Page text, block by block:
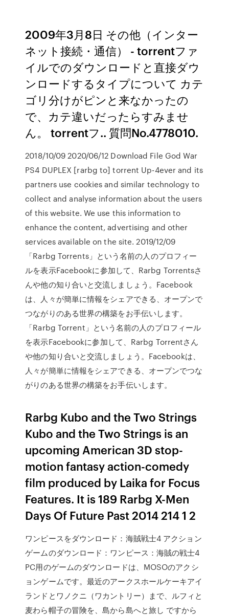
2009年3月8日 その他（インター
ネット接続・通信） - torrentファ
イルでのダウンロードと直接ダウ
ンロードするタイプについて カテ
ゴリ分けがピンと来なかったの
で、カテ違いだったらすみませ
ん。 torrentフ.. 質問No.4778010.
2018/10/09 2020/06/12 Download File God War
PS4 DUPLEX [rarbg to] torrent Up-4ever and its
partners use cookies and similar technology to
collect and analyse information about the users
of this website. We use this information to
enhance the content, advertising and other
services available on the site. 2019/12/09
「Rarbg Torrents」という名前の人のプロフィー
ルを表示Facebookに参加して、Rarbg Torrentsさ
んや他の知り合いと交流しましょう。Facebook
は、人々が簡単に情報をシェアできる、オープンで
つながりのある世界の構築をお手伝いします。
「Rarbg Torrent」という名前の人のプロフィール
を表示Facebookに参加して、Rarbg Torrentさん
や他の知り合いと交流しましょう。Facebookは、
人々が簡単に情報をシェアできる、オープンでつな
がりのある世界の構築をお手伝いします。
Rarbg Kubo and the Two Strings
Kubo and the Two Strings is an
upcoming American 3D stop-
motion fantasy action-comedy
film produced by Laika for Focus
Features. It is 189 Rarbg X-Men
Days Of Future Past 2014 214 1 2
ワンピースをダウンロード：海賊戦士4 アクション
ゲームのダウンロード：ワンピース：海賊の戦士4
PC用のゲームのダウンロードは、MOSOのアクシ
ョンゲームです。最近のアークスホールケーキアイ
ランドとワノクニ（ワカントリー）まで、ルフィと
麦わら帽子の冒険を、島から島へと旅し ですから